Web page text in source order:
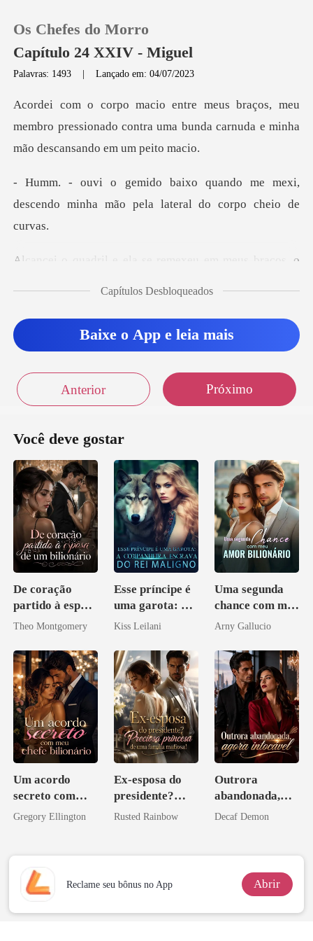
0
Loja
Histórico
Sair
Os Chefes do Morro
Capítulo 24 XXIV - Miguel
Palavras: 1493 |Lançado em: 04/07/2023
meu
membro pressionado contra uma bunda carnu
do me mexi,
descendo minha mão pel
em meus braços, o
Capítulos Desbloqueados
Baixe o App e leia mais
Anterior Próximo
Você deve gostar
De coração
partido à esposa
de um bilionário
Theo Montgomery
Esse príncipe é
uma garota: A
companheira
maligno
Kiss Leilani
Uma segunda
chance com meu
amor bilionário
Arny Gallucio
Um acordo
secreto com
meu chefe
Gregory Ellington
Ex-esposa do
presidente?
Preciosa
mafiosa!
Rusted Rainbow
Outrora
abandonada,
agora intocável
Decaf Demon
Reclame seu bônus no App Abrir